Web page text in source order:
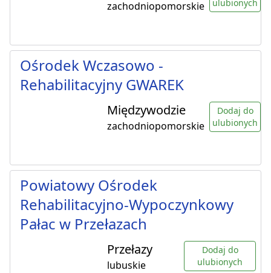
zachodniopomorskie
ulubionych
Ośrodek Wczasowo -
Rehabilitacyjny GWAREK
Międzywodzie
zachodniopomorskie
Dodaj do
ulubionych
Powiatowy Ośrodek
Rehabilitacyjno-Wypoczynkowy
Pałac w Przełazach
Przełazy
lubuskie
Dodaj do
ulubionych